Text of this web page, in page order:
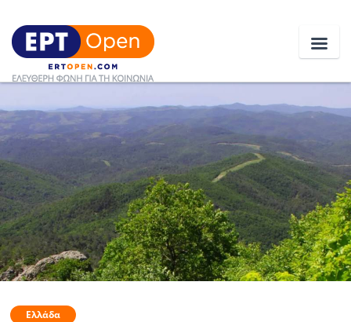
Ειδήσεις
Κοινωνία
Πολιτική
Οικονομία
Ελλάδα